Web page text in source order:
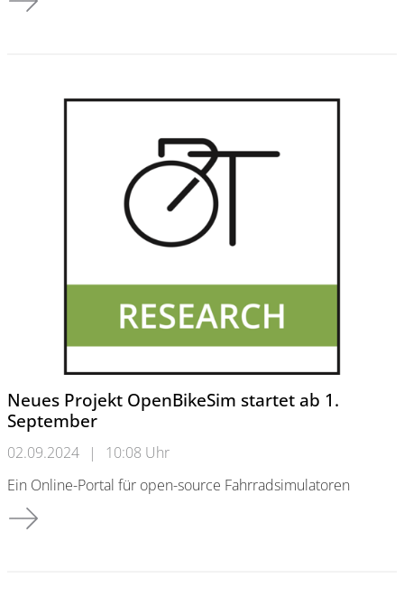
Neues Projekt OpenBikeSim startet ab 1.
September
02.09.2024 |
10:08 Uhr
Ein Online-Portal für open-source Fahrradsimulatoren
Neues Projekt OpenBikeSim startet ab 1. September